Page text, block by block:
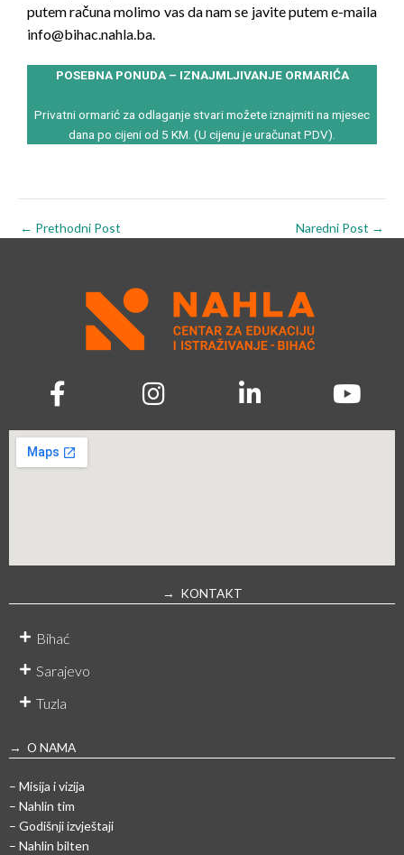
putem računa molimo vas da nam se javite putem e-maila
info@bihac.nahla.ba.
POSEBNA PONUDA – IZNAJMLJIVANJE ORMARIĆA
Privatni ormarić za odlaganje stvari možete iznajmiti na mjesec
dana po cijeni od 5 KM. (U cijenu je uračunat PDV).
← Prethodni Post Naredni Post →
→ KONTAKT
Bihać
Sarajevo
Tuzla
→ O NAMA
– Misija i vizija
– Nahlin tim
– Godišnji izvještaji
– Nahlin bilten